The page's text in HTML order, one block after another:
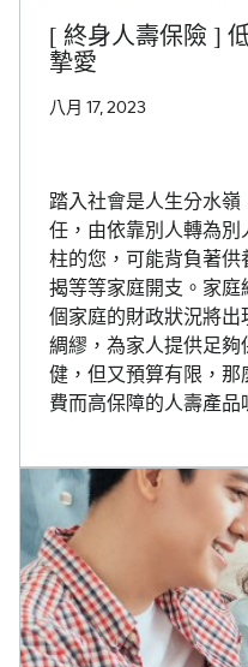
[ 終身人壽保險 ]
摯愛
八月 17, 2023
踏入社會是人生分水
任，由依靠別人轉為別
柱的您，可能背負著
揭等等家庭開支。家
個家庭的財政狀況將出
綢繆，為家人提供足
健，但又預算有限，
費而高保障的人壽產品